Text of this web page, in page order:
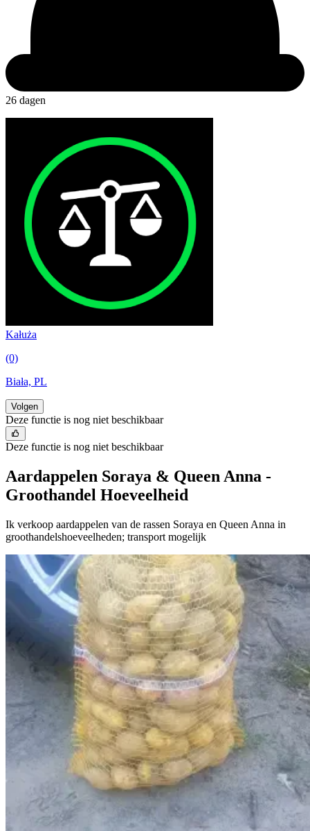
26 dagen
Kałuża
(0)
Biała, PL
Volgen
Deze functie is nog niet beschikbaar
Deze functie is nog niet beschikbaar
Aardappelen Soraya & Queen Anna -
Groothandel Hoeveelheid
Ik verkoop aardappelen van de rassen Soraya en Queen Anna in
groothandelshoeveelheden; transport mogelijk